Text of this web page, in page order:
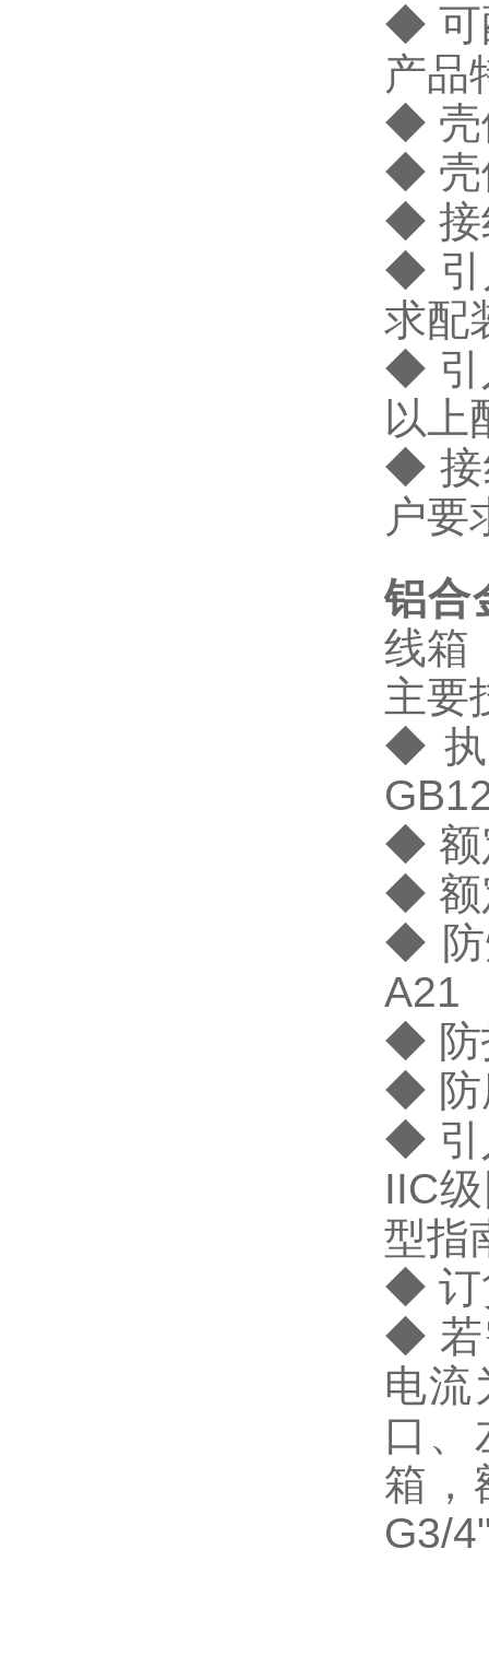
◆ 可
产品
◆ 壳
◆ 壳
◆ 接
◆ 引
求配
◆ 引
以上
◆ 接
户要
铝合
线箱
主要
◆ 执
◆ 额
◆ 额
◆ 防
A21
◆ 防
◆ 防
◆ 引
IIC
型指
◆ 订
◆ 若
电流
口、
箱，
G3/